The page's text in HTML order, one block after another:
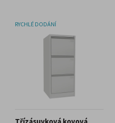
RYCHLÉ DODÁNÍ